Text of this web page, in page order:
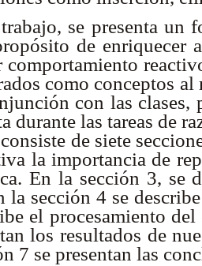
se presenta un
de enriquecer
comportamiento
como conceptos
con las clases,
durante las tareas de
de siete
la importancia de
En la sección 3, se
la sección 4 se
el procesamiento
los resultados de
7 se presentan las